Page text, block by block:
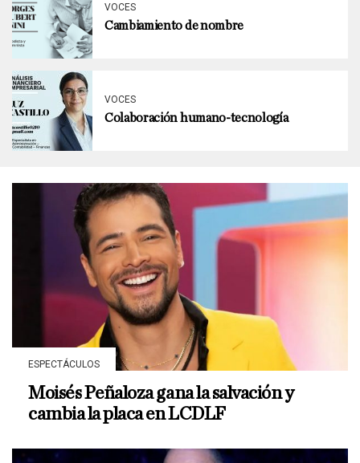
VOCES
Cambiamiento de nombre
VOCES
Colaboración humano-tecnología
ESPECTÁCULOS
Moisés Peñaloza gana la salvación y
cambia la placa en LCDLF